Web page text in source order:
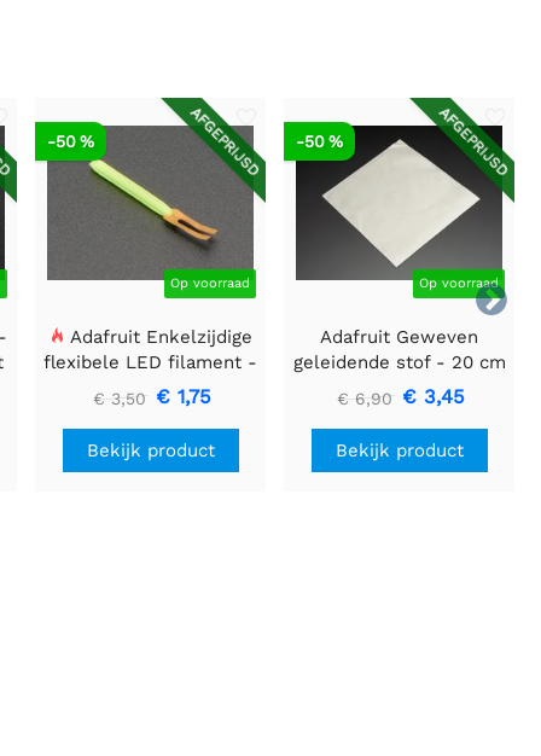

AFGEPRIJSD
Op voorraad
-50 %
Adafruit Enkelzijdige
flexibele LED filament -
3V 25mm lang - Groen
€ 3,50 € 1,75
Bekijk product
AFGEPRIJSD
Op voorraad
-50 %
Adafruit Geweven
geleidende stof - 20 cm
vierkant
€ 6,90 € 3,45
Bekijk product